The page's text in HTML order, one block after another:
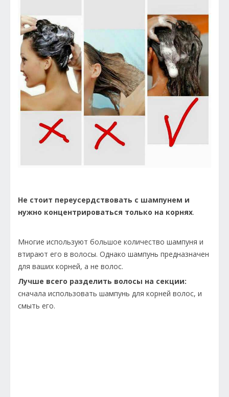
Не стоит переусердствовать с шампунем и
нужно концентрироваться только на корнях.
Многие используют большое количество шампуня и
втирают его в волосы. Однако шампунь предназначен
для ваших корней, а не волос.
Лучше всего разделить волосы на секции:
сначала использовать шампунь для корней волос, и
смыть его.